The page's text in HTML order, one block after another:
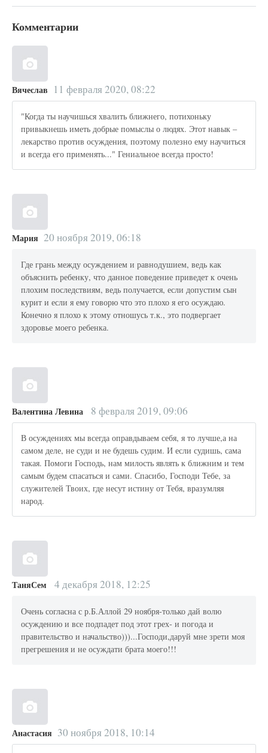
Комментарии
Вячеслав 11 февраля 2020, 08:22
"Когда ты научишься хвалить ближнего, потихоньку
привыкнешь иметь добрые помыслы о людях. Этот навык –
лекарство против осуждения, поэтому полезно ему научиться
и всегда его применять..." Гениальное всегда просто!
Мария 20 ноября 2019, 06:18
Где грань между осуждением и равнодушием, ведь как
объяснить ребенку, что данное поведение приведет к очень
плохим последствиям, ведь получается, если допустим сын
курит и если я ему говорю что это плохо я его осуждаю.
Конечно я плохо к этому отношусь т.к., это подвергает
здоровье моего ребенка.
Валентина Левина 8 февраля 2019, 09:06
В осуждениях мы всегда оправдываем себя, я то лучше,а на
самом деле, не суди и не будешь судим. И если судишь, сама
такая. Помоги Господь, нам милость являть к ближним и тем
самым будем спасаться и сами. Спасибо, Господи Тебе, за
служителей Твоих, где несут истину от Тебя, вразумляя
народ.
ТаняСем 4 декабря 2018, 12:25
Очень согласна с р.Б.Аллой 29 ноября-только дай волю
осуждению и все подпадет под этот грех- и погода и
правительство и начальство)))...Господи,даруй мне зрети моя
прегрешения и не осуждати брата моего!!!
Анастасия 30 ноября 2018, 10:14